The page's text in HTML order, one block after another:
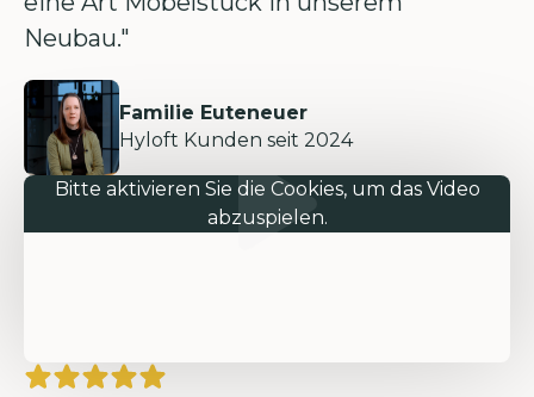
Neubau."
Familie Euteneuer
Hyloft Kunden seit 2024
Bitte aktivieren Sie die Cookies, um das Video
abzuspielen.